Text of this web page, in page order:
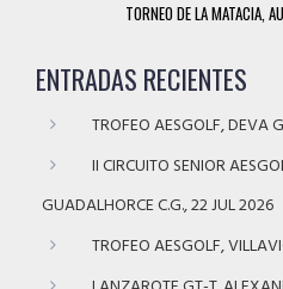
TORNEO DE LA MATACIA,
ENTRADAS RECIENTES
TROFEO AESGOLF, DEVA
II CIRCUITO SENIOR
GUADALHORCE C.G., 22 JUL 2026
TROFEO AESGOLF,